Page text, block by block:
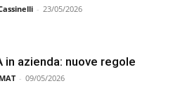
- 23/05/2026
in azienda: nuove regole
- 09/05/2026